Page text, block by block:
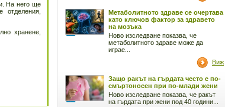
На него ще
отделения,
хранене,
Метаболитното здраве се очертава
като ключов фактор за здравето
на мозъка
Ново изследване показва, че
метаболитното здраве може да
играе...
Виж
Защо ракът на гърдата често е по-
смъртоносен при по-млади жени
Ново изследване показва, че ракът
на гърдата при жени под 40 години...